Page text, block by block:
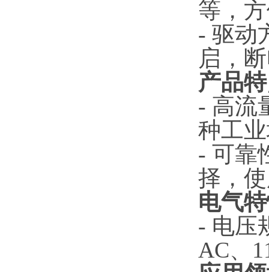
等，
- 驱动
启，
产品
- 高流
种工
- 可靠
择，
电气
- 电压
AC、